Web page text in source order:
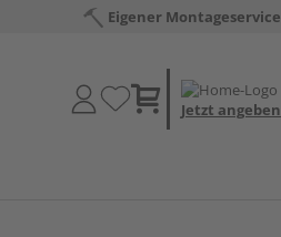
Eigener Montageservice
Jetzt angeben